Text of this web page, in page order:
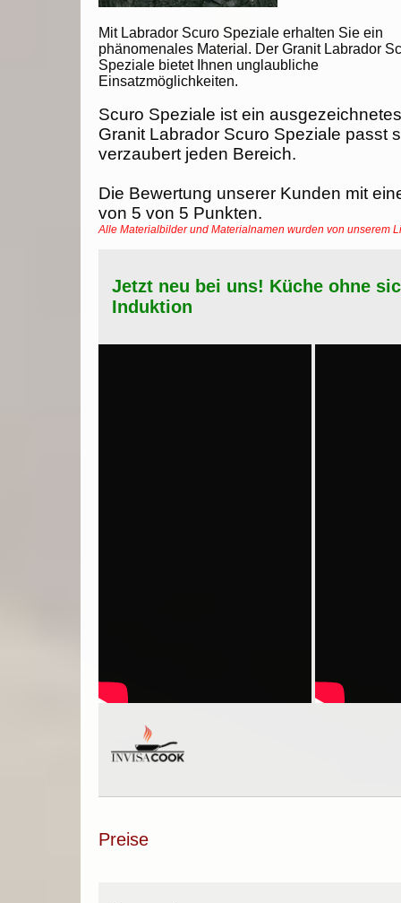
Mit Labrador Scuro Speziale erhalten Sie ein
phänomenales Material. Der Granit Labrador
Speziale bietet Ihnen unglaubliche
Einsatzmöglichkeiten.
Scuro Speziale ist ein
Granit Labrador Scuro Speziale passt
verzaubert jeden Bereich.
Die Bewertung unserer Kunden mit
von 5 von 5 Punkten.
Alle Materialbilder und Materialnamen wurden von unserem
Jetzt neu bei uns! Küche ohne
Induktion
Preise